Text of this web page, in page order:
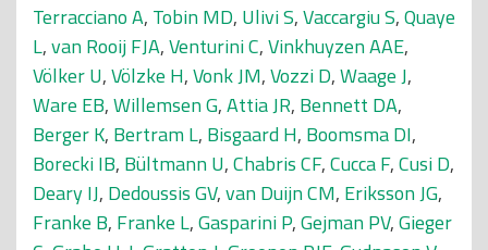
Terracciano A, Tobin MD, Ulivi S,Vaccargiu S,Quaye
L,van Rooij FJA,Venturini C,Vinkhuyzen AAE,
Völker U,Völzke H,Vonk JM,Vozzi D,Waage J,
Ware EB,Willemsen G,Attia JR, Bennett DA,
Berger K, Bertram L, Bisgaard H, Boomsma DI,
Borecki IB, Bültmann U,Chabris CF,Cucca F,Cusi D,
Deary IJ, Dedoussis GV,van Duijn CM, Eriksson JG,
Franke B, Franke L,Gasparini P,Gejman PV,Gieger